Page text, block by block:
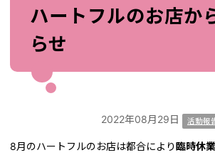
ハートフルのお店か
らせ
2022年08月29日 活動報
8月のハートフルのお店は都合により 臨時休業